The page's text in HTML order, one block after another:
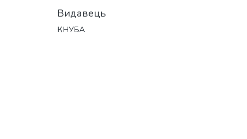
Видавець
КНУБА